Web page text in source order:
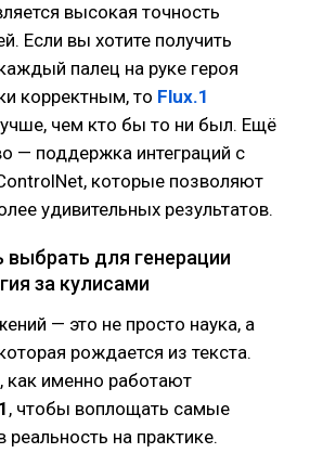
высокая точность
Если вы хотите получить
палец на руке героя
корректным, то Flux.1
чем кто бы то ни был. Ещё
— поддержка интеграций с
которые позволяют
удивительных результатов.
выбрать для генерации
за кулисами
— это не просто наука, а
рождается из текста.
как именно работают
, чтобы воплощать самые
на практике.